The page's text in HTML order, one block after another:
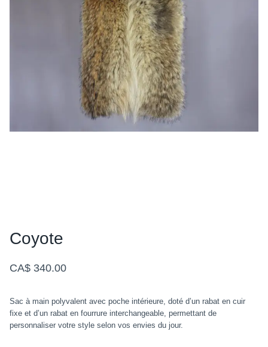
Coyote
CA$ 340.00
Sac à main polyvalent avec poche intérieure, doté d’un rabat en cuir
fixe et d’un rabat en fourrure interchangeable, permettant de
personnaliser votre style selon vos envies du jour.